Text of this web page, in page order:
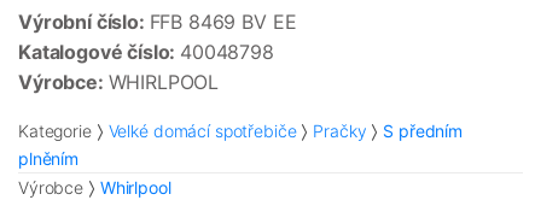
Výrobní číslo: FFB 8469 BV EE
Katalogové číslo: 40048798
Výrobce: WHIRLPOOL
Kategorie Velké domácí spotřebiče Pračky
S předním
plněním
Výrobce
Whirlpool